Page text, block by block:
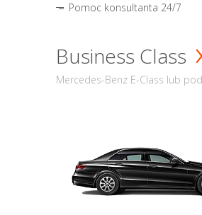
Pomoc konsultanta 24/7
Business Class
Mercedes-Benz E-Class lub